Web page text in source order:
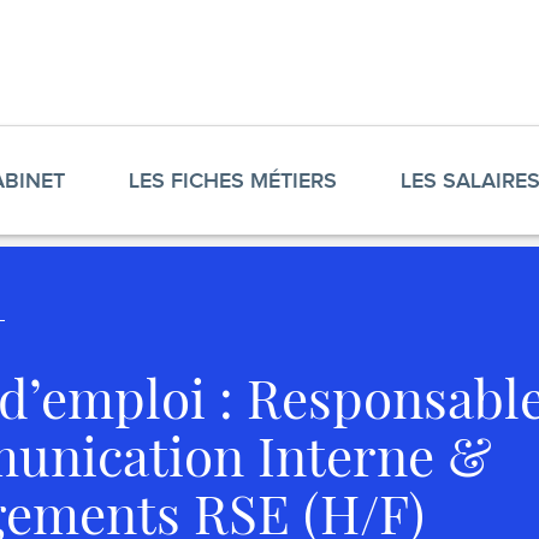
LES FICHES MÉTIERS LES SALAIRES
:
Interne &
RSE (H/F)